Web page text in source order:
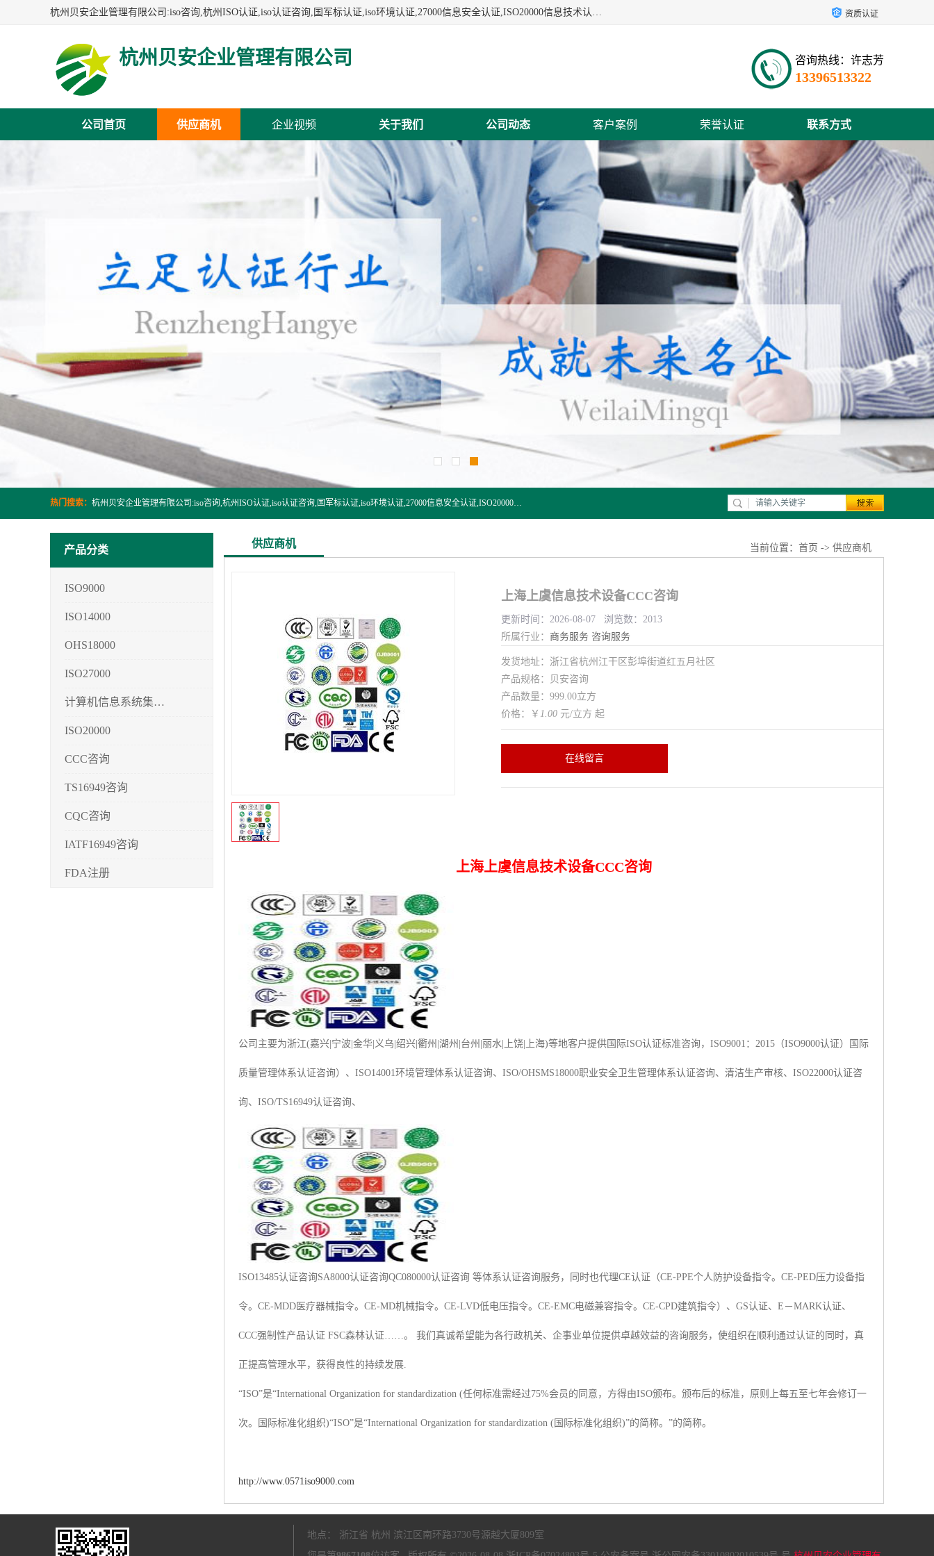
杭州贝安企业管理有限公司:iso咨询,杭州ISO认证,iso认证咨询,国军标认证,iso环境认证,27000信息安全认证,ISO20000信息技术认证,口罩检测报告,32610检测报告,CCRC认证,ISO50001认证,ITSS认证,两化融合认证,出口口罩检测报告等认证代理服务,本公司有近10年的体系咨询经验,能业务覆盖范围南到海南三亚北到新疆阿克苏. 资质认证
杭州贝安企业管理有限公司 咨询热线：许志芳
13396513322
公司首页 供应商机 企业视频 关于我们 公司动态 客户案例 荣誉认证 联系方式
热门搜索： 杭州贝安企业管理有限公司:iso咨询,杭州ISO认证,iso认证咨询,国军标认证,iso环境认证,27000信息安全认证,ISO20000信息技术认证,口罩检测报告,32610检测报告,CCRC认证,ISO50001认证,ITSS认证,两化融合认证,出口口罩检测报告等认证代理服务,本公司有近10年的体系咨询经验,能业务覆盖范围南到海南三亚北到新疆阿克苏.
产品分类
ISO9000
ISO14000
OHS18000
ISO27000
计算机信息系统集成3/4/5
ISO20000
CCC咨询
TS16949咨询
CQC咨询
IATF16949咨询
FDA注册
供应商机 当前位置： 首页 -> 供应商机
上海上虞信息技术设备CCC咨询
更新时间：2026-08-07 浏览数：2013
所属行业： 商务服务 咨询服务
发货地址：浙江省杭州江干区彭埠街道红五月社区
产品规格：贝安咨询
产品数量：999.00立方
价格：￥ 1.00 元/立方 起
在线留言
上海上虞信息技术设备CCC咨询
公司主要为浙江(嘉兴|宁波|金华|义乌|绍兴|衢州|湖州|台州|丽水|上饶|上海)等地客户提供国际ISO认证标准咨询，ISO9001：2015（ISO9000认证）国际
质量管理体系认证咨询）、ISO14001环境管理体系认证咨询、ISO/OHSMS18000职业安全卫生管理体系认证咨询、清洁生产审核、ISO22000认证咨
询、ISO/TS16949认证咨询、
ISO13485认证咨询SA8000认证咨询QC080000认证咨询 等体系认证咨询服务，同时也代理CE认证（CE-PPE个人防护设备指令。CE-PED压力设备指
令。CE-MDD医疗器械指令。CE-MD机械指令。CE-LVD低电压指令。CE-EMC电磁兼容指令。CE-CPD建筑指令）、GS认证、E－MARK认证、
CCC强制性产品认证 FSC森林认证……。 我们真诚希望能为各行政机关、企事业单位提供卓越效益的咨询服务，使组织在顺利通过认证的同时，真
正提高管理水平，获得良性的持续发展.
“ISO”是“International Organization for standardization (任何标准需经过75%会员的同意，方得由ISO颁布。颁布后的标准，原则上每五至七年会修订一
次。国际标准化组织)“ISO”是“International Organization for standardization (国际标准化组织)”的简称。”的简称。
http://www.0571iso9000.com
地点： 浙江省 杭州 滨江区南环路3730号源越大厦809室